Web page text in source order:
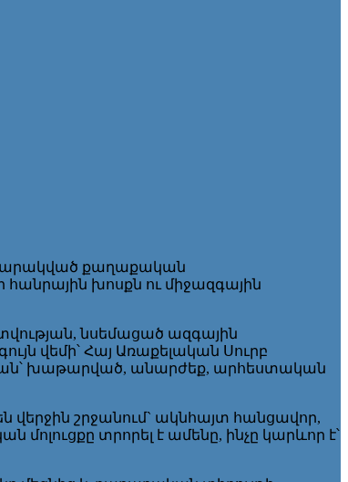
քաղաքական
հանրային խոսքն ու միջազգային
նսեմացած ազգային
վեմի՝ Հայ Առաքելական Սուրբ
խաթարված, անարժեք, արհեստական
վերջին շրջանում` ակնհայտ հանցավոր,
տրորել է ամենը, ինչը կարևոր է՝